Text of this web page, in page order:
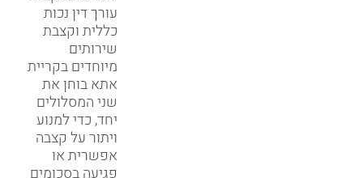
עורך דין נכות
כללית וקצבת
שירותים
מיוחדים בקריית
אתא בוחן את
שני המסלולים
יחד, כדי למנוע
ויתור על קצבה
אפשרית או
פגיעה בסכומים